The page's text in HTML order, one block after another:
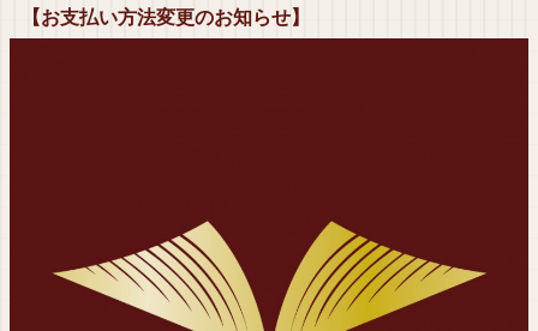
【お支払い方法変更のお知らせ】